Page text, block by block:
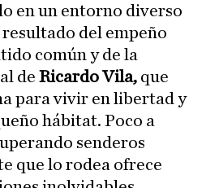
en un entorno diverso
del empeño
común y de la
de Ricardo Vila, que
para vivir en libertad y
hábitat. Poco a
senderos
que lo rodea ofrece